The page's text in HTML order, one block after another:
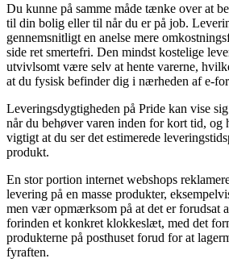
Du kunne på samme måde tænke over at
til din bolig eller til når du er på job.
gennemsnitligt en anelse mere
side ret smertefri. Den mindst kostelige
utvivlsomt være selv at hente varerne,
at du fysisk befinder dig i nærheden af e-
Leveringsdygtigheden på Pride kan vise
når du behøver varen inden for kort tid, og
vigtigt at du ser det estimerede
produkt.
En stor portion internet webshops
levering på en masse produkter,
men vær opmærksom på at det er forudsat
forinden et konkret klokkeslæt, med det
produkterne på posthuset forud for at
fyraften.